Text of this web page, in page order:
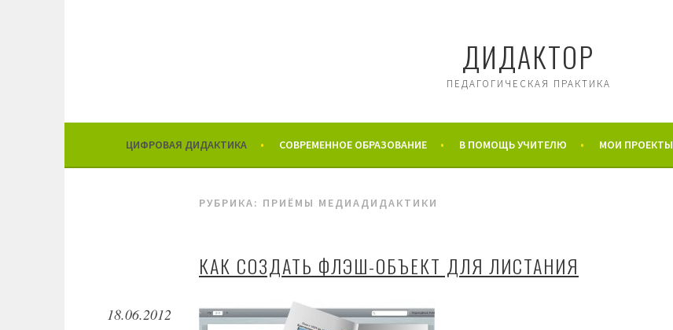
ДИДАКТОР
ПЕДАГОГИЧЕСКАЯ ПРАКТИКА
ЦИФРОВАЯ ДИДАКТИКА СОВРЕМЕННОЕ ОБРАЗОВАНИЕ В ПОМОЩЬ УЧИТЕЛЮ МОИ ПРОЕКТЫ
РУБРИКА: ПРИЁМЫ МЕДИАДИДАКТИКИ
КАК СОЗДАТЬ ФЛЭШ-ОБЪЕКТ ДЛЯ ЛИСТАНИЯ
18.06.2012